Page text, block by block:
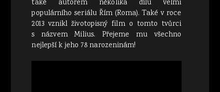
také autorem několika dílu velmi
populárního seriálu Řím (Roma). Také v roce
2013 vznikl životopisný film o tomto tvůrci
s názvem Milius. Přejeme mu všechno
nejlepší k jeho 78 narozeninám!